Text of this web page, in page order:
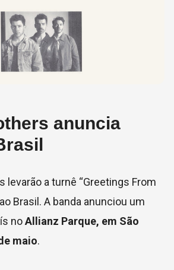
anuncia
levarão a turnê “Greetings From
Brasil. A banda anunciou um
noAllianz Parque, em São
maio.